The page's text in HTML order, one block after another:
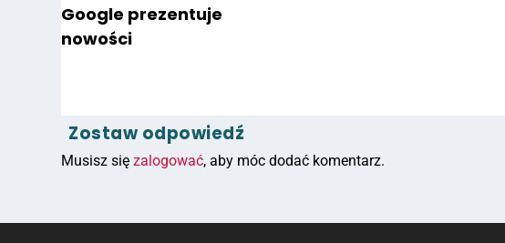
Google prezentuje
nowości
Zostaw odpowiedź
Musisz sięzalogować, aby móc dodać komentarz.